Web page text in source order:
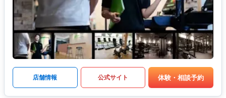
店舗情報 公式サイト 体験・相談予約